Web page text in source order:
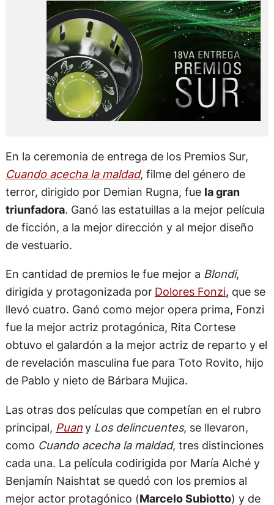
En la ceremonia de entrega de los Premios Sur,
Cuando acecha la maldad, filme del género de
terror, dirigido por Demian Rugna, fue la gran
triunfadora. Ganó las estatuillas a la mejor película
de ficción, a la mejor dirección y al mejor diseño
de vestuario.
En cantidad de premios le fue mejor a Blondi,
dirigida y protagonizada por Dolores Fonzi, que se
llevó cuatro. Ganó como mejor opera prima, Fonzi
fue la mejor actriz protagónica, Rita Cortese
obtuvo el galardón a la mejor actriz de reparto y el
de revelación masculina fue para Toto Rovito, hijo
de Pablo y nieto de Bárbara Mujica.
Las otras dos películas que competían en el rubro
principal, Puany Los delincuentes, se llevaron,
como Cuando acecha la maldad, tres distinciones
cada una. La película codirigida por María Alché y
Benjamín Naishtat se quedó con los premios al
mejor actor protagónico (Marcelo Subiotto) y de